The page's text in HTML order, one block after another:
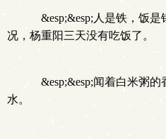
&esp;&esp;人是铁，饭
况，杨重阳三天没有吃饭了。
&esp;&esp;闻着白米粥的
水。